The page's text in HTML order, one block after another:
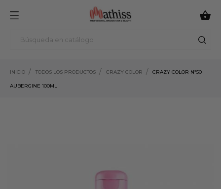

INICIO TODOS LOS PRODUCTOS CRAZY COLOR CRAZY COLOR Nº50
AUBERGINE 100ML